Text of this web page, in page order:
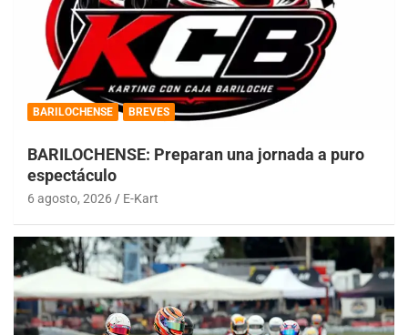
BARILOCHENSE BREVES
BARILOCHENSE: Preparan una jornada a puro
espectáculo
6 agosto, 2026 E-Kart